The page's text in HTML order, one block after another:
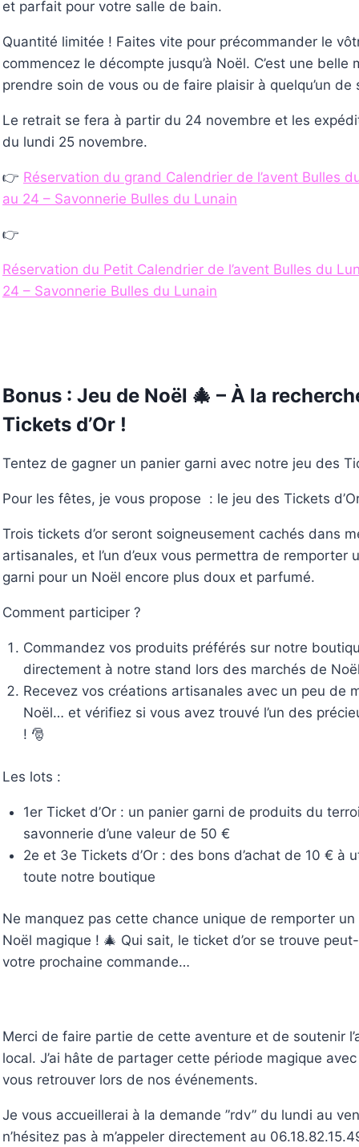
et parfait pour votre salle de bain.
Quantité limitée ! Faites vite pour précommander le
commencez le décompte jusqu’à Noël. C’est une belle
prendre soin de vous ou de faire plaisir à quelqu’un de
Le retrait se fera à partir du 24 novembre et les
du lundi 25 novembre.
👉 Réservation du grand Calendrier de l’avent Bulles
au 24 – Savonnerie Bulles du Lunain
👉
Réservation du Petit Calendrier de l’avent Bulles du
24 – Savonnerie Bulles du Lunain
Bonus : Jeu de Noël 🎄 – À la
Tickets d’Or !
Tentez de gagner un panier garni avec notre jeu des
Pour les fêtes, je vous propose : le jeu des Tickets
Trois tickets d’or seront soigneusement cachés dans
artisanales, et l’un d’eux vous permettra de remporter
garni pour un Noël encore plus doux et parfumé.
Comment participer ?
Commandez vos produits préférés sur notre
directement à notre stand lors des marchés de
Recevez vos créations artisanales avec un peu de
Noël… et vérifiez si vous avez trouvé l’un des
! 🎅
Les lots :
1er Ticket d’Or : un panier garni de produits du
savonnerie d’une valeur de 50 €
2e et 3e Tickets d’Or : des bons d’achat de 10 € à
toute notre boutique
Ne manquez pas cette chance unique de remporter
Noël magique ! 🎄 Qui sait, le ticket d’or se trouve
votre prochaine commande…
Merci de faire partie de cette aventure et de soutenir
local. J’ai hâte de partager cette période magique
vous retrouver lors de nos événements.
Je vous accueillerai à la demande ”rdv” du lundi au
n’hésitez pas à m’appeler directement au